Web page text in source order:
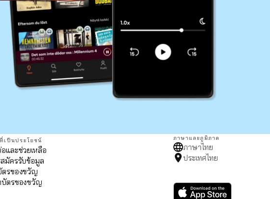
เป็นประโยชน์
และช่วยเหลือ
มัครรับข้อมูล
รของขวัญ
ตรของขวัญ
ภาษาและภูมิภาค
ภาษาไทย
ประเทศไทย